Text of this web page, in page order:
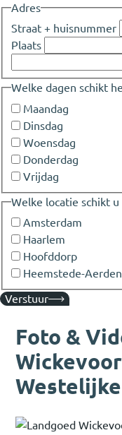
Adres
Straat + huisnummer
Plaats
Welke dagen schikt
Maandag
Dinsdag
Woensdag
Donderdag
Vrijdag
Welke locatie schikt u
Amsterdam
Haarlem
Hoofddorp
Heemstede-
Verstuur
Foto &